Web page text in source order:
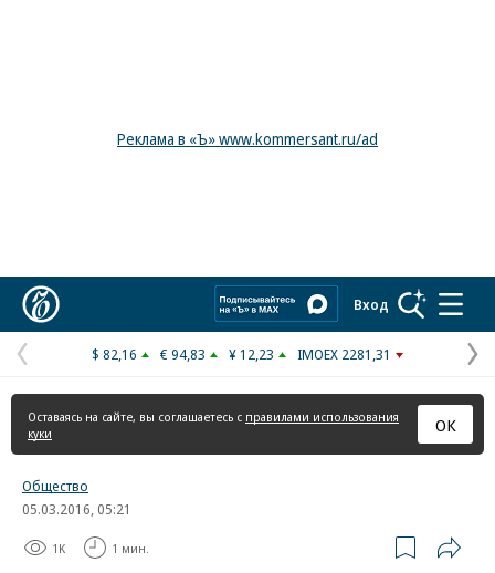
Реклама в «Ъ» www.kommersant.ru/ad
Вход
Предыдущая
страница
$ 82,16 € 94,83 ¥ 12,23 IMOEX 2281,31
Оставаясь на сайте, вы соглашаетесь с правилами использования
куки
ОК
Общество
05.03.2016, 05:21
1K 1 мин.